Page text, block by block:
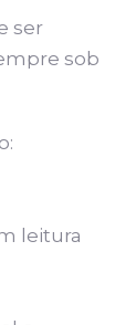
ser
sob
leitura